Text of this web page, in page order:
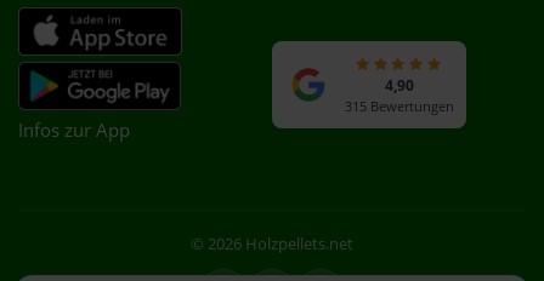
Infos zur App
4,90
315 Bewertungen
© 2026 Holzpellets.net